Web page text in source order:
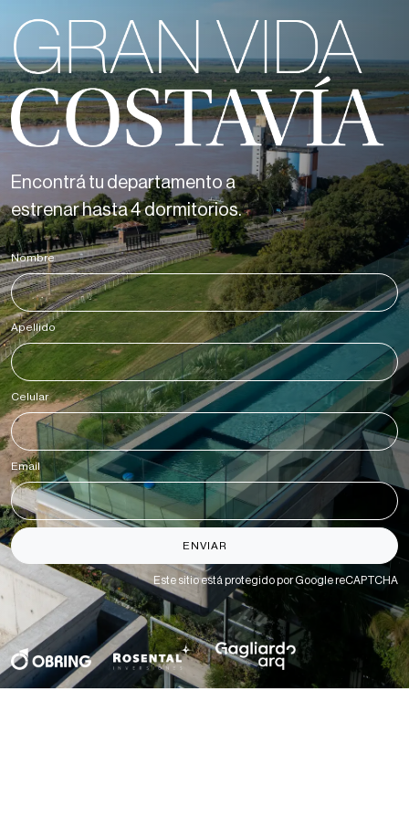
Encontrá tu departamento a
estrenar hasta 4 dormitorios.
Nombre*
Apellido *
Celular*
Email *
ENVIAR
Este sitio está protegido por Google reCAPTCHA